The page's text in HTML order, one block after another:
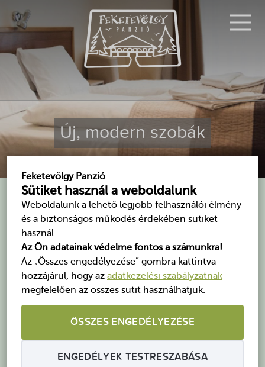
Feketevölgy Panzió
Sütiket használ a weboldalunk
Weboldalunk a lehető legjobb felhasználói élmény
és a biztonságos működés érdekében sütiket
használ.
Az Ön adatainak védelme fontos a számunkra!
Az „Összes engedélyezése” gombra kattintva
hozzájárul, hogy az adatkezelési szabályzatnak
megfelelően az összes sütit használhatjuk.
ÖSSZES ENGEDÉLYEZÉSE
ENGEDÉLYEK TESTRESZABÁSA
Új, modern szobák
Panzióról
Az egész évben nyitva tartó Feketevölgy Panzió a
(Pest megyében) 5 km-re található.
Távol a nagyvárosok zajától, rossz levegőjétől,
természetvédelmi területen a Csarna (Fekete)- patak
völgyében bújik meg. Fenyőkkel körülvett, alpesi
családokat és a természet szerelmeseit.